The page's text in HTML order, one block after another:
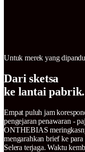
Untuk merek yang
Dari sketsa
ke lantai pabrik.
Empat puluh jam
pengejaran penawaran -
ONTHEBIAS
mengarahkan brief ke
Selera terjaga. Waktu